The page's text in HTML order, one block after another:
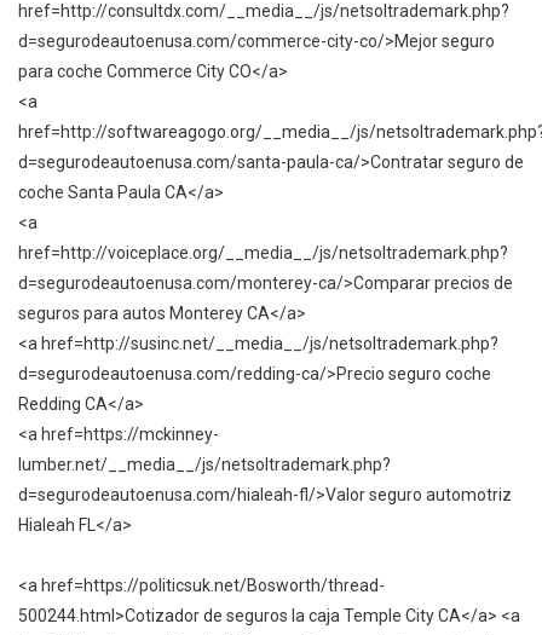
href=http://consultdx.com/__media__/js/netsoltrademark.php?
d=segurodeautoenusa.com/commerce-city-co/>Mejor seguro
para coche Commerce City CO</a>
<a
href=http://softwareagogo.org/__media__/js/
d=segurodeautoenusa.com/santa-paula-ca/>Contratar seguro de
coche Santa Paula CA</a>
<a
href=http://voiceplace.org/__media__/js/netsoltrademark.php?
d=segurodeautoenusa.com/monterey-ca/>Comparar precios de
seguros para autos Monterey CA</a>
<a href=http://susinc.net/__media__/js/netsoltrademark.php?
d=segurodeautoenusa.com/redding-ca/>Precio seguro coche
Redding CA</a>
<a href=https://mckinney-
lumber.net/__media__/js/netsoltrademark.php?
d=segurodeautoenusa.com/hialeah-fl/>Valor seguro automotriz
Hialeah FL</a>
<a href=https://politicsuk.net/Bosworth/thread-
500244.html>Cotizador de seguros la caja Temple City CA</a> <a